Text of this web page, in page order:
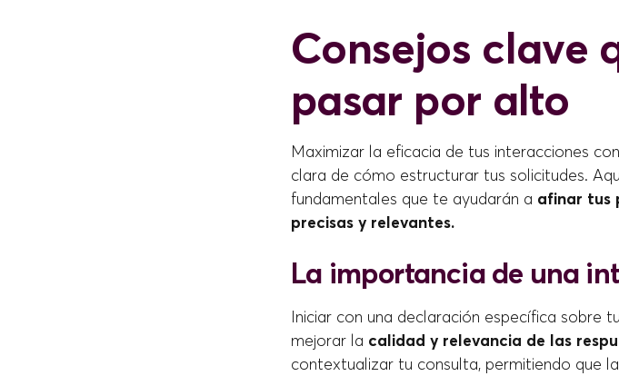
Consejos clave
pasar por alto
Maximizar la eficacia de tus interacciones
clara de cómo estructurar tus solicitudes.
fundamentales que te ayudarán a afinar tus
precisas y relevantes.
La importancia de una
Iniciar con una declaración específica sobre
mejorar la calidad y relevancia de las
contextualizar tu consulta, permitiendo que